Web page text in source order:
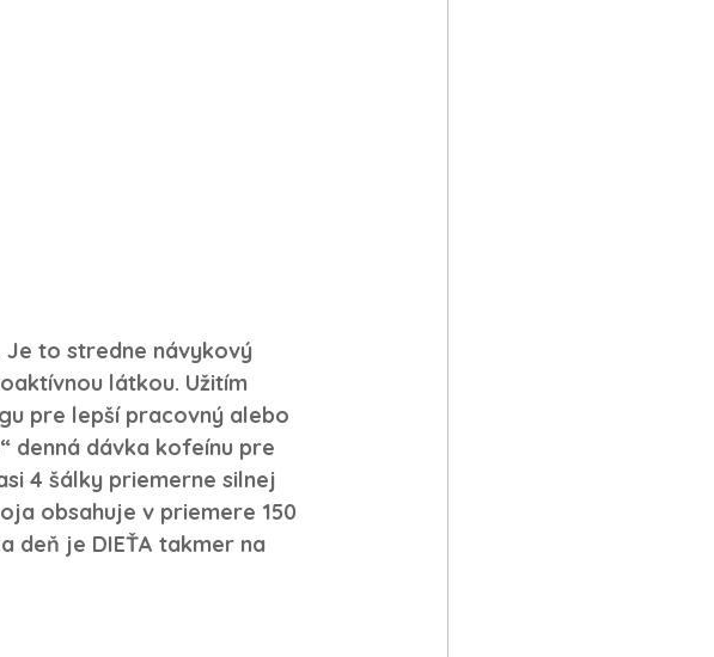
to stredne návykový
látkou. Užitím
pre lepší pracovný alebo
denná dávka kofeínu pre
4 šálky priemerne silnej
obsahuje v priemere 150
deň je DIEŤA takmer na